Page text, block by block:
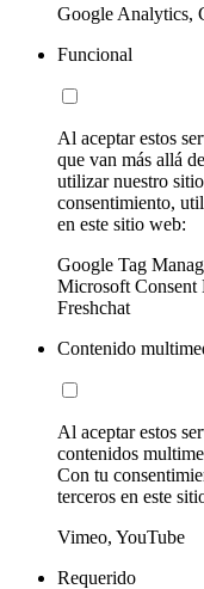
Google Analytics,
Funcional
Al aceptar estos
que van más allá
utilizar nuestro
consentimiento,
en este sitio web:
Google Tag
Microsoft Consent
Freshchat
Contenido
Al aceptar estos
contenidos
Con tu
terceros en este
Vimeo, YouTube
Requerido